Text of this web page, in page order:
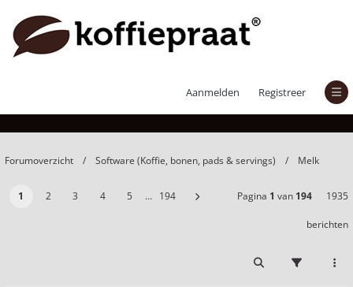
Aanmelden Registreer
Forumoverzicht Software (Koffie, bonen, pads & servings) Melk
1 2 3 4 5 … 194 Pagina 1 van 194 1935
berichten